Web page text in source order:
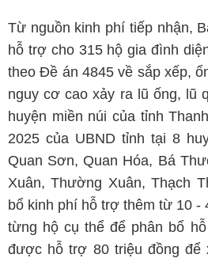
Từ nguồn kinh phí tiếp nhận,
hỗ trợ cho 315 hộ gia đình
theo Đề án 4845 về sắp xếp,
nguy cơ cao xảy ra lũ ống, lũ
huyện miền núi của tỉnh
2025 của UBND tỉnh tại 8
Quan Sơn, Quan Hóa, Bá
Xuân, Thường Xuân, Thạch
bổ kinh phí hỗ trợ thêm từ 10 -
từng hộ cụ thể để phân bổ
được hỗ trợ 80 triệu đồng để